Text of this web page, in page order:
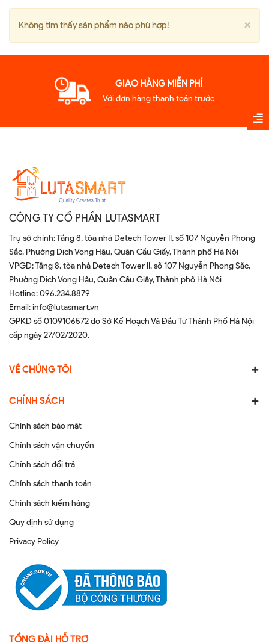
×
Không tìm thấy sản phẩm nào phù hợp!
GIAO HÀNG MIỄN PHÍ
Với đơn hàng thanh toán trước
CÔNG TY CỔ PHẦN LUTASMART
Trụ sở chính: Tầng 8, tòa nhà Detech Tower II, số 107 Nguyễn Phong
Sắc, Phường Dịch Vọng Hậu, Quận Cầu Giấy, Thành phố Hà Nội
VPGD: Tầng 8, tòa nhà Detech Tower II, số 107 Nguyễn Phong Sắc,
Phường Dịch Vọng Hậu, Quận Cầu Giấy, Thành phố Hà Nội
Hotline:096.234.8879
Email:info@lutasmart.vn
GPKD số 0109106572 do Sở Kế Hoạch Và Đầu Tư Thành Phố Hà Nội
cấp ngày 27/02/2020.
VỀ CHÚNG TÔI
CHÍNH SÁCH
Chính sách bảo mật
Chính sách vận chuyển
Chính sách đổi trả
Chính sách thanh toán
Chính sách kiểm hàng
Quy định sử dụng
Privacy Policy
TỔNG ĐÀI HỖ TRỢ